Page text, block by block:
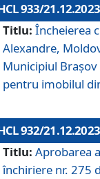
933/21.12.2023
Titlu: Încheierea
Alexandre,
Municipiul
pentru imobilul
932/21.12.2023
Titlu: Aprobarea
închiriere nr. 275